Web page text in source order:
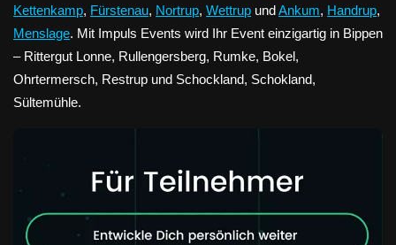
Kettenkamp, Fürstenau, Nortrup, Wettrup undAnkum, Handrup,
Menslage. Mit Impuls Events wird Ihr Event einzigartig in Bippen
– Rittergut Lonne, Rullengersberg, Rumke, Bokel,
Ohrtermersch, Restrup und Schockland, Schokland,
Sültemühle.